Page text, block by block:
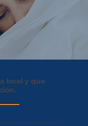
local y que
Encontrar apoyo se siente diferente cuando